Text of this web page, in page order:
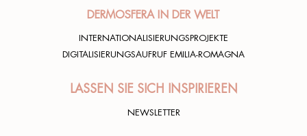
DERMOSFERA IN DER WELT
INTERNATIONALISIERUNGSPROJEKTE
DIGITALISIERUNGSAUFRUF EMILIA-ROMAGNA
LASSEN SIE SICH INSPIRIEREN
NEWSLETTER